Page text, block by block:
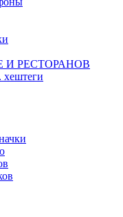
И РЕСТОРАНОВ